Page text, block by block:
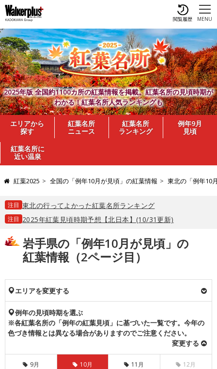
MENU
閲覧履歴
2025年版 全国約1100カ所の紅葉情報を掲載。紅葉名所の見頃時期が
わかる！紅葉名所人気ランキングも
エリアから
探す
紅葉名所
ニュース
紅葉名所
ランキング
例年9月
見頃
紅葉名所に
近い温泉
紅葉2025 全国の「例年10月が見頃」の紅葉情報 東北の「例年10
注目 東北の行ってよかった紅葉名所ランキング
注目 2025年紅葉見頃時期予想【北日本】(10/31更新)
岩手県の「例年10月が見頃」の
紅葉情報（2ページ目）
エリアを変更する
例年の見頃時期を選ぶ
※各紅葉名所の「例年の紅葉見頃」に基づいた一覧です。今年の
色づき情報とは異なる場合がありますのでご注意ください。
変更する
9月 10月 11月 12月